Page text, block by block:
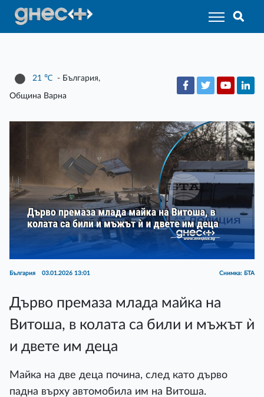
21 ℃ - България,
Община Варна
България 03.01.2026 13:01 Снимка: БТА
Дърво премаза млада майка на
Витоша, в колата са били и мъжът ѝ
и двете им деца
Майка на две деца почина, след като дърво
падна върху автомобила им на Витоша.